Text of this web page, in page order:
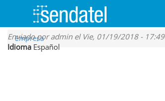
Pasar
contenido
Empresa
Enviado poradminel Vie, 01/19/2018 - 17:49
Idioma Español